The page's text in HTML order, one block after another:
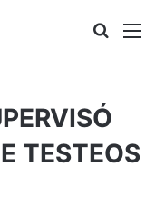
Buscar
TESTEOS